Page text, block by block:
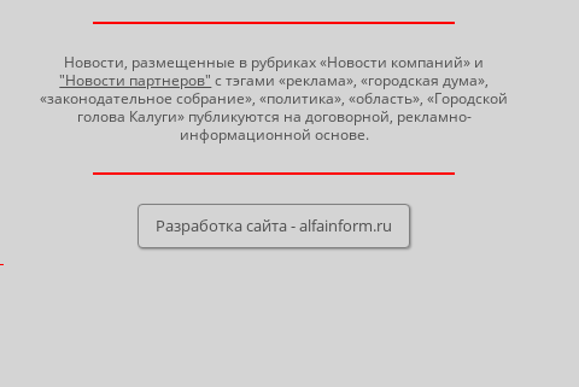
Новости, размещенные в рубриках «Новости компаний» и
"Новости партнеров" с тэгами «реклама», «городская дума»,
«законодательное собрание», «политика», «область», «Городской
голова Калуги» публикуются на договорной, рекламно-
информационной основе.
Разработка сайта - alfainform.ru